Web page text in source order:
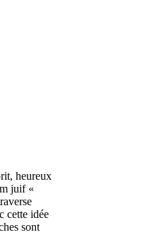
heureux
juif «
cette idée
sont